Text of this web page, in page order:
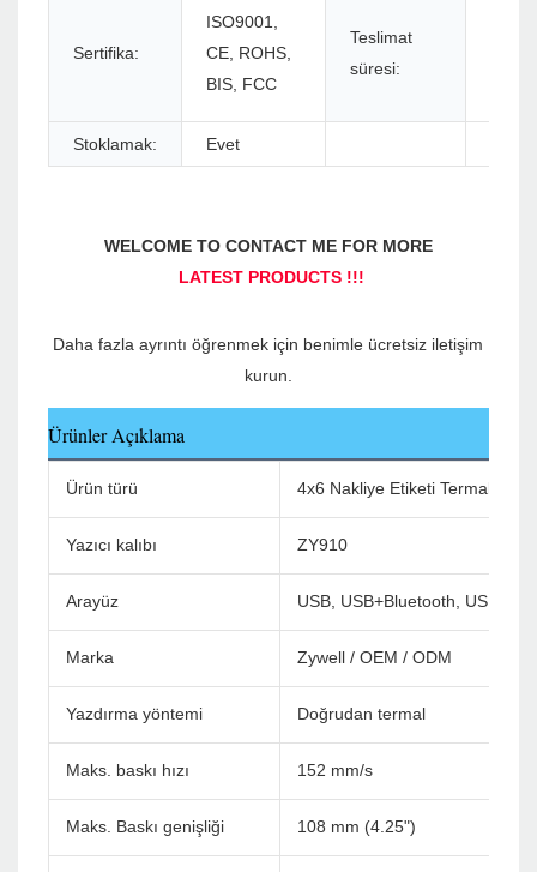
Sertifika:
ISO9001,
CE, ROHS,
BIS, FCC
Teslimat
süresi:
Stoklamak: Evet
Daha fazla ayrıntı öğrenmek için benimle ücretsiz iletişim
Ürünler Açıklama
Ürün türü 4x6 Nakliye Etiketi Termal
Yazıcı kalıbı ZY910
Arayüz USB, USB+Bluetooth,
Marka Zywell / OEM / ODM
Yazdırma yöntemi Doğrudan termal
Maks. baskı hızı 152 mm/s
Maks. Baskı genişliği 108 mm (4.25")